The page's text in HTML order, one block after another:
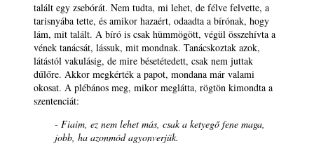
talált egy zsebórát. Nem tudta, mi lehet, de félve felvette, a
tarisnyába tette, és amikor hazaért, odaadta a bírónak, hogy
lám, mit talált. A bíró is csak hümmögött, végül összehívta a
vének tanácsát, lássuk, mit mondnak. Tanácskoztak azok,
látástól vakulásig, de mire bésetétedett, csak nem juttak
dűlőre. Akkor megkérték a papot, mondana már valami
okosat. A plébános meg, mikor meglátta, rögtön kimondta a
szentenciát:
- Fiaim, ez nem lehet más, csak a ketyegő fene maga,
jobb, ha azonmód agyonverjük.